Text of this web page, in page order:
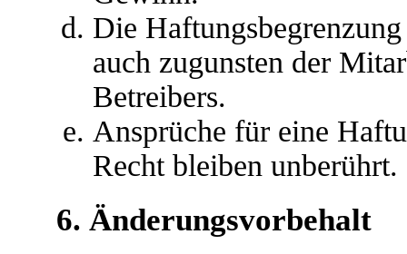
Die
auch zugunsten der
Betreibers.
Ansprüche für eine
Recht bleiben unberührt.
6. Änderungsvorbehalt